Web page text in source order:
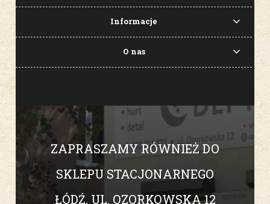
Informacje
O nas
ZAPRASZAMY RÓWNIEŻ DO
SKLEPU STACJONARNEGO
ŁÓDŹ, UL. OZORKOWSKA 12